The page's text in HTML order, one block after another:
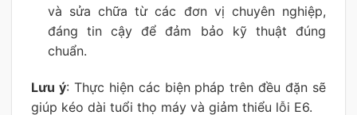
và sửa chữa từ các đơn vị chuyên nghiệp,
đáng tin cậy để đảm bảo kỹ thuật đúng
chuẩn.
Lưu ý: Thực hiện các biện pháp trên đều đặn sẽ
giúp kéo dài tuổi thọ máy và giảm thiểu lỗi E6.